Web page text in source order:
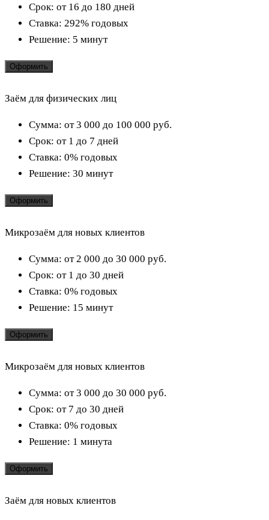
Срок: от 16 до 180 дней
Ставка: 292% годовых
Решение: 5 минут
Оформить
Заём для физических лиц
Сумма: от 3 000 до 100 000 руб.
Срок: от 1 до 7 дней
Ставка: 0% годовых
Решение: 30 минут
Оформить
Микрозаём для новых клиентов
Сумма: от 2 000 до 30 000 руб.
Срок: от 1 до 30 дней
Ставка: 0% годовых
Решение: 15 минут
Оформить
Микрозаём для новых клиентов
Сумма: от 3 000 до 30 000 руб.
Срок: от 7 до 30 дней
Ставка: 0% годовых
Решение: 1 минута
Оформить
Заём для новых клиентов